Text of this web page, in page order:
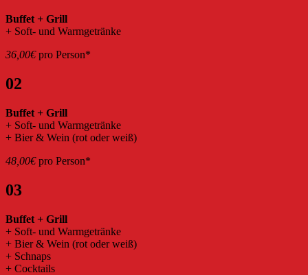
Buffet + Grill
+ Soft- und Warmgetränke
36,00€pro Person*
02
Buffet + Grill
+ Soft- und Warmgetränke
+ Bier & Wein (rot oder weiß)
48,00€pro Person*
03
Buffet + Grill
+ Soft- und Warmgetränke
+ Bier & Wein (rot oder weiß)
+ Schnaps
+ Cocktails